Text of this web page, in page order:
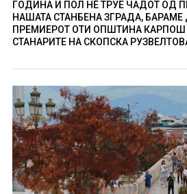
ГОДИНА И ПОЛ НÈ ТРУЕ ЧАДОТ ОД
НАШАТА СТАНБЕНА ЗГРАДА,
ПРЕМИЕРОТ ОТИ ОПШТИНА КАРПОШ
СТАНАРИТЕ НА СКОПСКА